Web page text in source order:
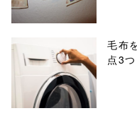
毛布
点3